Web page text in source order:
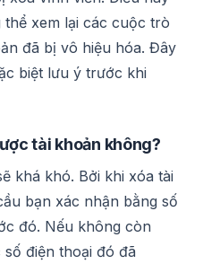
xem lại các cuộc trò
đã bị vô hiệu hóa. Đây
biệt lưu ý trước khi
tài khoản không?
khá khó. Bởi khi xóa tài
bạn xác nhận bằng số
đó. Nếu không còn
điện thoại đó đã